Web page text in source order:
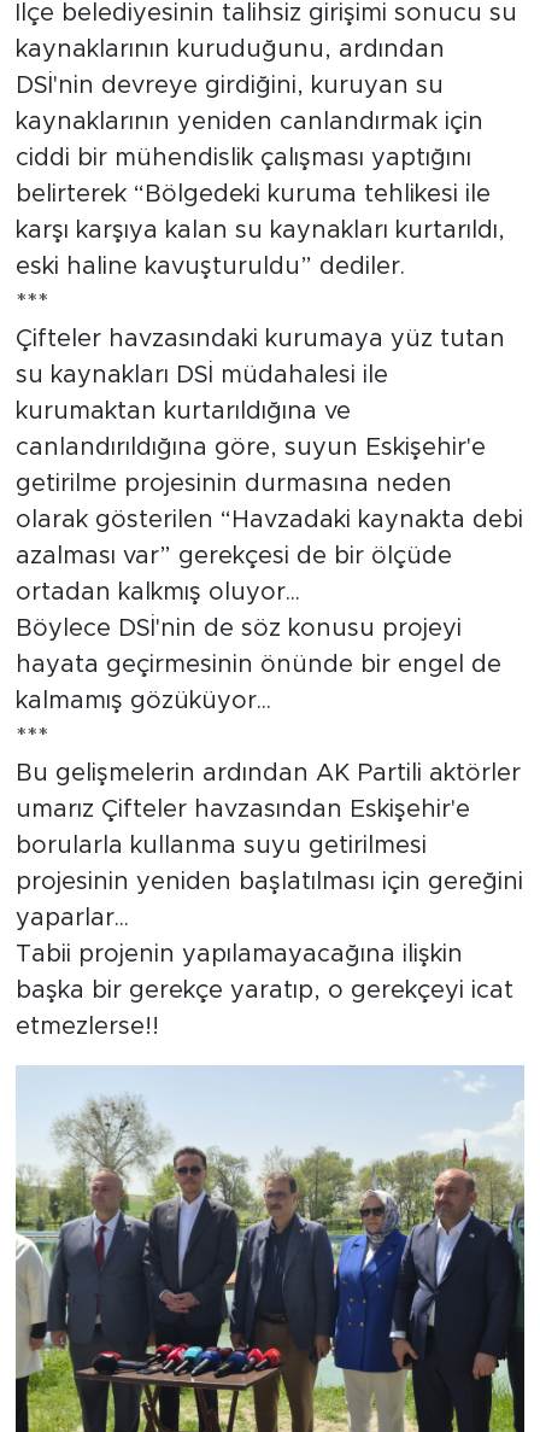
İlçe belediyesinin talihsiz girişimi sonucu su
kaynaklarının kuruduğunu, ardından
DSİ'nin devreye girdiğini, kuruyan su
kaynaklarının yeniden canlandırmak için
ciddi bir mühendislik çalışması yaptığını
belirterek “Bölgedeki kuruma tehlikesi ile
karşı karşıya kalan su kaynakları kurtarıldı,
eski haline kavuşturuldu” dediler.
***
Çifteler havzasındaki kurumaya yüz tutan
su kaynakları DSİ müdahalesi ile
kurumaktan kurtarıldığına ve
canlandırıldığına göre, suyun Eskişehir'e
getirilme projesinin durmasına neden
olarak gösterilen “Havzadaki kaynakta debi
azalması var” gerekçesi de bir ölçüde
ortadan kalkmış oluyor...
Böylece DSİ'nin de söz konusu projeyi
hayata geçirmesinin önünde bir engel de
kalmamış gözüküyor...
***
Bu gelişmelerin ardından AK Partili aktörler
umarız Çifteler havzasından Eskişehir'e
borularla kullanma suyu getirilmesi
projesinin yeniden başlatılması için gereğini
yaparlar...
Tabii projenin yapılamayacağına ilişkin
başka bir gerekçe yaratıp, o gerekçeyi icat
etmezlerse!!